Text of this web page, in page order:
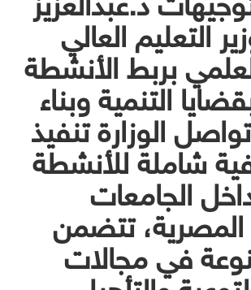
التعليم العالي
بربط الأنشطة
التنمية وبناء
الوزارة تنفيذ
شاملة للأنشطة
الجامعات
المصرية، تتضمن
في مجالات